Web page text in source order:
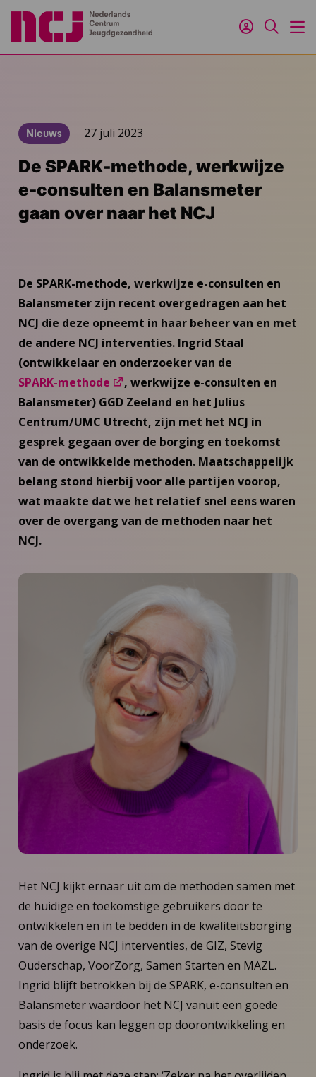
Inloggen
Zoeken
Nieuws 27 juli 2023
De SPARK-methode, werkwijze
e-consulten en Balansmeter
gaan over naar het NCJ
De SPARK-methode, werkwijze e-consulten en
Balansmeter zijn recent overgedragen aan het
NCJ die deze opneemt in haar beheer van en met
de andere NCJ interventies. Ingrid Staal
(ontwikkelaar en onderzoeker van de
SPARK-methode
, werkwijze e-consulten en
Balansmeter) GGD Zeeland en het Julius
Centrum/UMC Utrecht, zijn met het NCJ in
gesprek gegaan over de borging en toekomst
van de ontwikkelde methoden. Maatschappelijk
belang stond hierbij voor alle partijen voorop,
wat maakte dat we het relatief snel eens waren
over de overgang van de methoden naar het
NCJ.
Het NCJ kijkt ernaar uit om de methoden samen met
de huidige en toekomstige gebruikers door te
ontwikkelen en in te bedden in de kwaliteitsborging
van de overige NCJ interventies, de GIZ, Stevig
Ouderschap, VoorZorg, Samen Starten en MAZL.
Ingrid blijft betrokken bij de SPARK, e-consulten en
Balansmeter waardoor het NCJ vanuit een goede
basis de focus kan leggen op doorontwikkeling en
onderzoek.